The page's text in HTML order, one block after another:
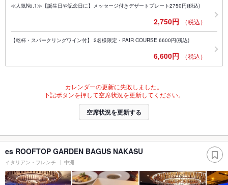
≪人気No.1≫【誕生日や記念日に】メッセージ付きデザートプレート2750円(税込)
2,750円 （税込）
【乾杯・スパークリングワイン付】 2名様限定・PAIR COURSE 6600円(税込)
6,600円 （税込）
カレンダーの更新に失敗しました。
下記ボタンを押して空席状況を更新してください。
空席状況を更新する
es ROOFTOP GARDEN BAGUS NAKASU
イタリアン・フレンチ 中洲